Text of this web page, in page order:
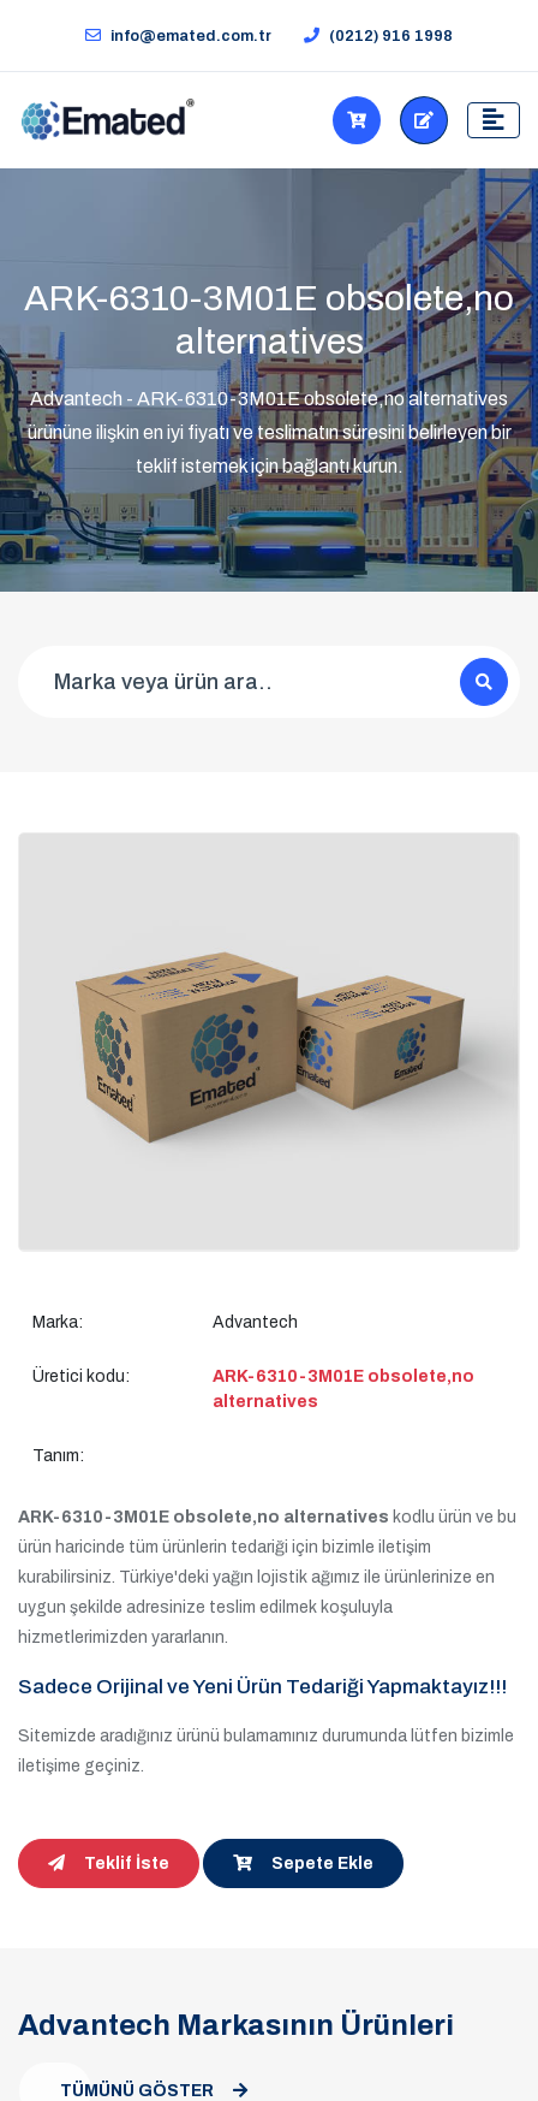
info@emated.com.tr (0212) 916 1998
ARK-6310-3M01E obsolete,no
alternatives
Advantech - ARK-6310-3M01E obsolete,no alternatives
ürününe ilişkin en iyi fiyatı ve teslimatın süresini belirleyen bir
teklif istemek için bağlantı kurun.
Marka: Advantech
Üretici kodu:
ARK-6310-3M01E obsolete,no
alternatives
Tanım:
ARK-6310-3M01E obsolete,no alternatives kodlu ürün ve bu
ürün haricinde tüm ürünlerin tedariği için bizimle iletişim
kurabilirsiniz. Türkiye'deki yağın lojistik ağımız ile ürünlerinize en
uygun şekilde adresinize teslim edilmek koşuluyla
hizmetlerimizden yararlanın.
Sadece Orijinal ve Yeni Ürün Tedariği Yapmaktayız!!!
Sitemizde aradığınız ürünü bulamamınız durumunda lütfen bizimle
iletişime geçiniz.
Teklif İste Sepete Ekle
Advantech Markasının Ürünleri
TÜMÜNÜ GÖSTER